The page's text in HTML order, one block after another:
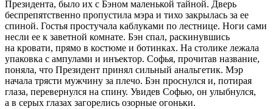
Президента, было их с Бэном маленькой тайной. Дверь
беспрепятственно пропустила мэра и тихо закрылась за ее
спиной. Гостья простучала каблуками по лестнице. Ноги сами
несли ее к заветной комнате. Бэн спал, раскинувшись
на кровати, прямо в костюме и ботинках. На столике лежала
упаковка с ампулами и инъектор. Софья, прочитав название,
поняла, что Президент принял сильный анальгетик. Мэр
начала трясти мужчину за плечо. Бэн проснулся и, потирая
глаза, перевернулся на спину. Увидев Софью, он улыбнулся,
а в серых глазах загорелись озорные огоньки.